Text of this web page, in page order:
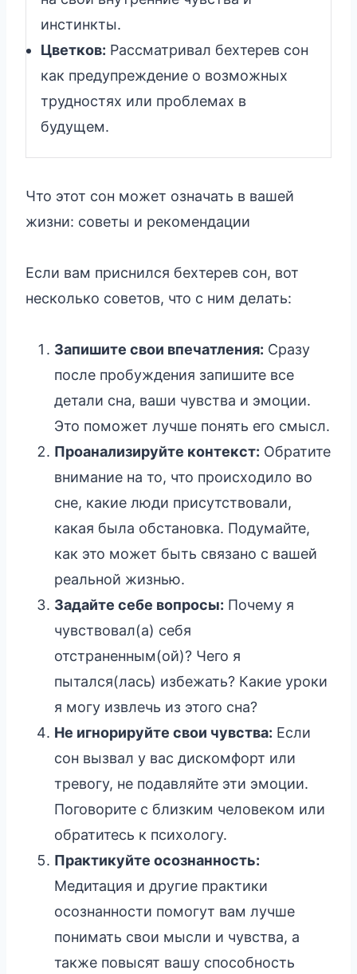
инстинкты.
Цветков: Рассматривал бехтерев сон
как предупреждение о возможных
трудностях или проблемах в
будущем.
Что этот сон может означать в вашей
жизни: советы и рекомендации
Если вам приснился бехтерев сон, вот
несколько советов, что с ним делать:
Запишите свои впечатления: Сразу
после пробуждения запишите все
детали сна, ваши чувства и эмоции.
Это поможет лучше понять его смысл.
Проанализируйте контекст: Обратите
внимание на то, что происходило во
сне, какие люди присутствовали,
какая была обстановка. Подумайте,
как это может быть связано с вашей
реальной жизнью.
Задайте себе вопросы: Почему я
чувствовал(а) себя
отстраненным(ой)? Чего я
пытался(лась) избежать? Какие уроки
я могу извлечь из этого сна?
Не игнорируйте свои чувства: Если
сон вызвал у вас дискомфорт или
тревогу, не подавляйте эти эмоции.
Поговорите с близким человеком или
обратитесь к психологу.
Практикуйте осознанность:
Медитация и другие практики
осознанности помогут вам лучше
понимать свои мысли и чувства, а
также повысят вашу способность